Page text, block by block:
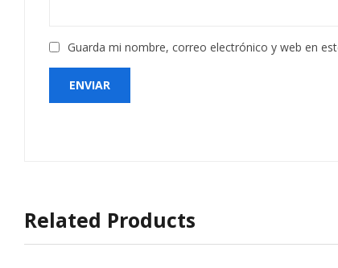
Guarda mi nombre, correo electrónico y web en
Related Products